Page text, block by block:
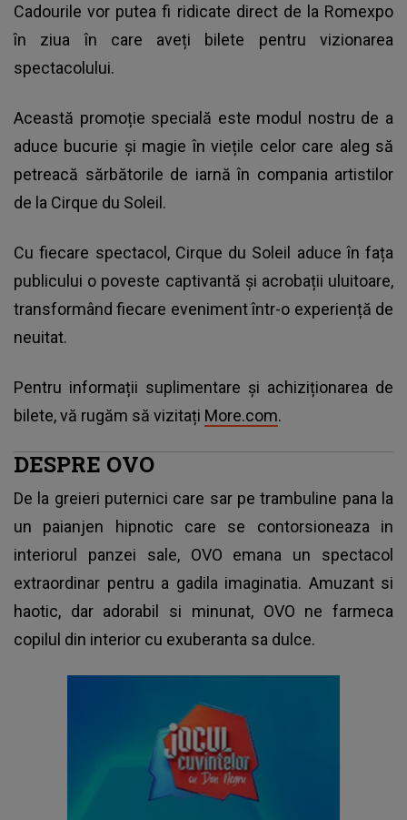
Cadourile vor putea fi ridicate direct de la Romexpo
în ziua în care aveți bilete pentru vizionarea
spectacolului.
Această promoție specială este modul nostru de a
aduce bucurie și magie în viețile celor care aleg să
petreacă sărbătorile de iarnă în compania artistilor
de la Cirque du Soleil.
Cu fiecare spectacol, Cirque du Soleil aduce în fața
publicului o poveste captivantă și acrobații uluitoare,
transformând fiecare eveniment într-o experiență de
neuitat.
Pentru informații suplimentare și achiziționarea de
bilete, vă rugăm să vizitați More.com.
DESPRE OVO
De la greieri puternici care sar pe trambuline pana la
un paianjen hipnotic care se contorsioneaza in
interiorul panzei sale, OVO emana un spectacol
extraordinar pentru a gadila imaginatia. Amuzant si
haotic, dar adorabil si minunat, OVO ne farmeca
copilul din interior cu exuberanta sa dulce.